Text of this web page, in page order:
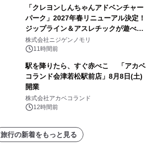
「クレヨンしんちゃんアドベンチャー
パーク」2027年春リニューアル決定！
ジップライン＆アスレチックが遊べる
のは今年が最後！ 「ラスト！ドキがム
ネムネ～大作戦！」始動
株式会社ニジゲンノモリ
11時間前
駅を降りたら、すぐ赤べこ 「アカベ
コランド会津若松駅前店」8月8日(土)
開業
株式会社アカベコランド
12時間前
旅行の新着をもっと見る